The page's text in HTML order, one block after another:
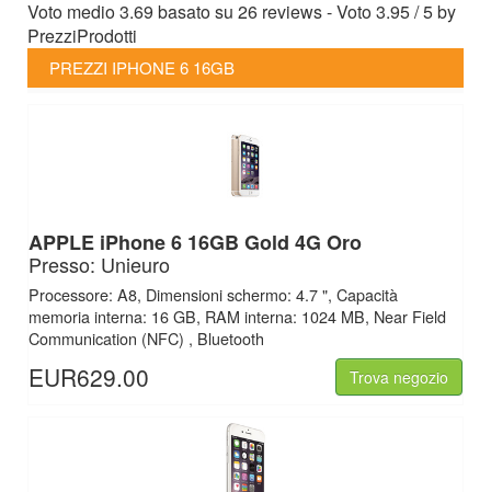
Voto medio3.69 basato su 26 reviews- Voto3.95/5by
PrezziProdotti
PREZZI IPHONE 6 16GB
APPLE iPhone 6 16GB Gold 4G Oro
Presso: Unieuro
Processore: A8, Dimensioni schermo: 4.7 ", Capacità
memoria interna: 16 GB, RAM interna: 1024 MB, Near Field
Communication (NFC) , Bluetooth
EUR629.00 Trova negozio